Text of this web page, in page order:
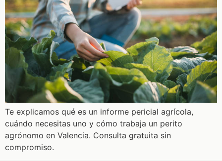
Te explicamos qué es un informe pericial agrícola,
cuándo necesitas uno y cómo trabaja un perito
agrónomo en Valencia. Consulta gratuita sin
compromiso.